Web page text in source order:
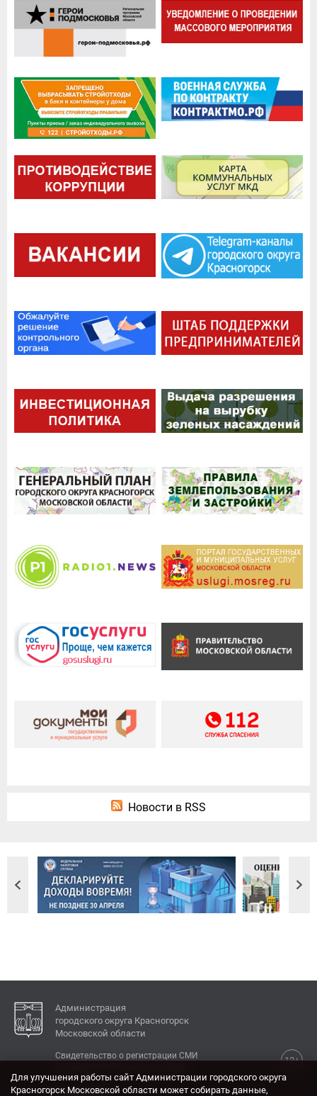
Новости в RSS
Администрация
городского округа Красногорск
Московской области
12+
Свидетельство о регистрации СМИ
Для улучшения работы сайт Администрации городского округа
Красногорск Московской области может собирать данные,